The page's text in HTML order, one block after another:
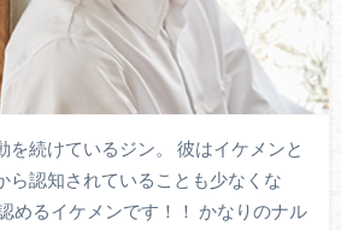
を続けているジン。 彼はイケメンと
ら認知されていることも少なくな
めるイケメンです！！ かなりのナル